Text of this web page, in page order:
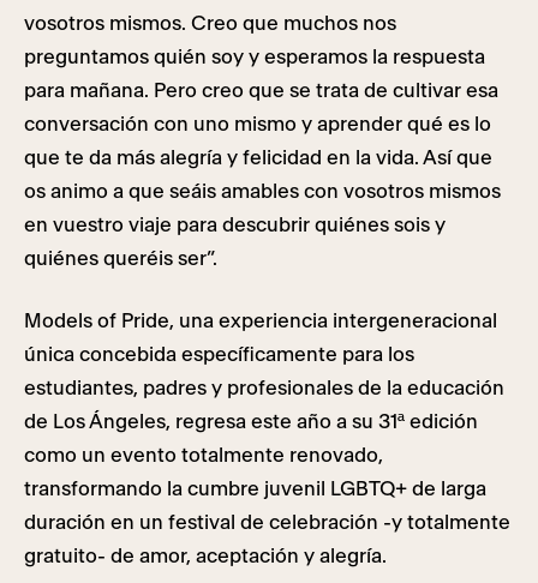
vosotros mismos. Creo que muchos nos
preguntamos quién soy y esperamos la respuesta
para mañana. Pero creo que se trata de cultivar esa
conversación con uno mismo y aprender qué es lo
que te da más alegría y felicidad en la vida. Así que
os animo a que seáis amables con vosotros mismos
en vuestro viaje para descubrir quiénes sois y
quiénes queréis ser”.
Models of Pride, una experiencia intergeneracional
única concebida específicamente para los
estudiantes, padres y profesionales de la educación
de Los Ángeles, regresa este año a su 31ª edición
como un evento totalmente renovado,
transformando la cumbre juvenil LGBTQ+ de larga
duración en un festival de celebración -y totalmente
gratuito- de amor, aceptación y alegría.